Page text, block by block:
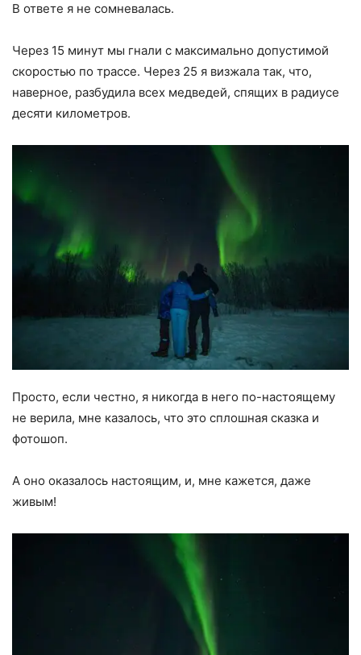
В ответе я не сомневалась.
Через 15 минут мы гнали с максимально допустимой
скоростью по трассе. Через 25 я визжала так, что,
наверное, разбудила всех медведей, спящих в радиусе
десяти километров.
Просто, если честно, я никогда в него по-настоящему
не верила, мне казалось, что это сплошная сказка и
фотошоп.
А оно оказалось настоящим, и, мне кажется, даже
живым!